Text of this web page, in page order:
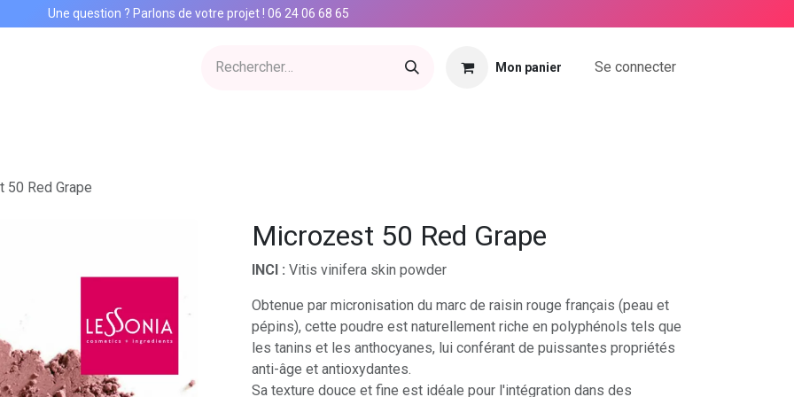
Une question ? Parlons de votre projet! 06 24 06 68 65
Mon panier Se connecter
50 Red Grape
Microzest 50 Red Grape
INCI : Vitis vinifera skin powder
Obtenue par micronisation du marc de raisin rouge français (peau et
pépins), cette poudre est naturellement riche en polyphénols tels que
les tanins et les anthocyanes, lui conférant de puissantes propriétés
anti-âge et antioxydantes.
Sa texture douce et fine est idéale pour l'intégration dans des